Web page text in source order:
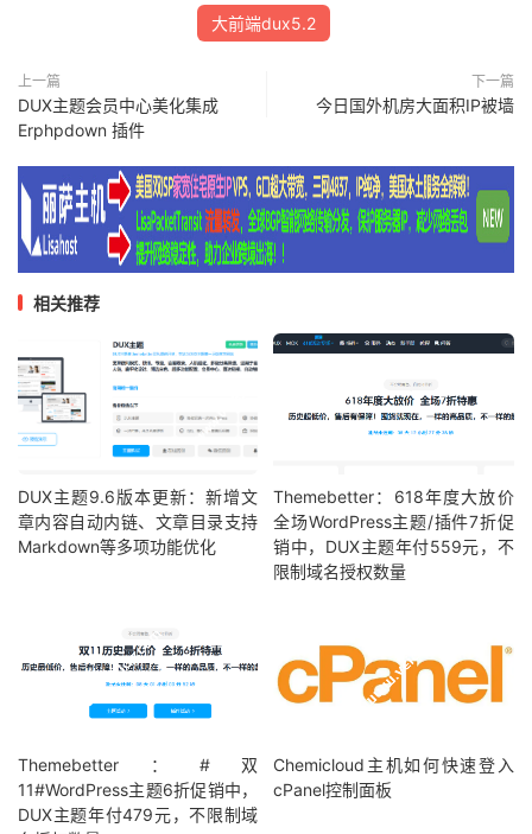
大前端dux5.2
上一篇
DUX主题会员中心美化集成
Erphpdown 插件
下一篇
今日国外机房大面积IP被墙
相关推荐
DUX主题9.6版本更新：新增文
章内容自动内链、文章目录支持
Markdown等多项功能优化
Themebetter：618年度大放价
全场WordPress主题/插件7折促
销中，DUX主题年付559元，不
限制域名授权数量
Themebetter：#双
11#WordPress主题6折促销中，
DUX主题年付479元，不限制域
Chemicloud主机如何快速登入
cPanel控制面板